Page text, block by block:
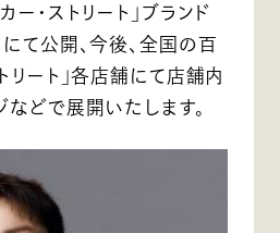
ー・ストリート」ブランド
て公開、今後、全国の百
リート」各店舗にて店舗内
どで展開いたします。